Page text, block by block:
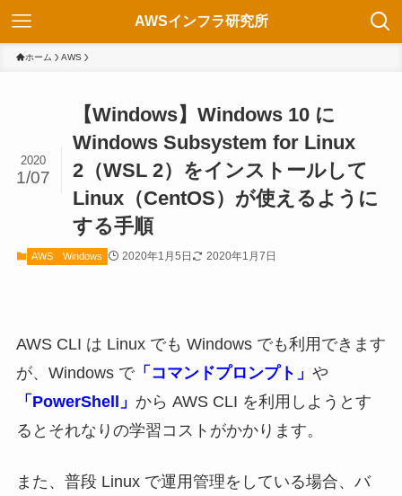
AWSインフラ研究所
ホーム AWS
【Windows】Windows 10 に
Windows Subsystem for Linux
2（WSL 2）をインストールして
Linux（CentOS）が使えるように
する手順
2020
1/07
AWS Windows 2020年1月5日 2020年1月7日
AWS CLI は Linux でも Windows でも利用できます
が、Windows で「コマンドプロンプト」 や
「PowerShell」 から AWS CLI を利用しようとす
るとそれなりの学習コストがかかります。
また、普段 Linux で運用管理をしている場合、バ